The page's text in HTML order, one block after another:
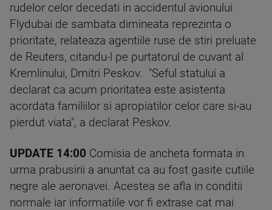
rudelor celor decedati in accidentul avionului
Flydubai de sambata dimineata reprezinta o
prioritate, relateaza agentiile ruse de stiri preluate
de Reuters, citandu-l pe purtatorul de cuvant al
Kremlinului, Dmitri Peskov. "Seful statului a
declarat ca acum prioritatea este asistenta
acordata familiilor si apropiatilor celor care si-au
pierdut viata", a declarat Peskov.
UPDATE 14:00 Comisia de ancheta formata in
urma prabusirii a anuntat ca au fost gasite cutiile
negre ale aeronavei. Acestea se afla in conditii
normale iar informatiile vor fi extrase cat mai